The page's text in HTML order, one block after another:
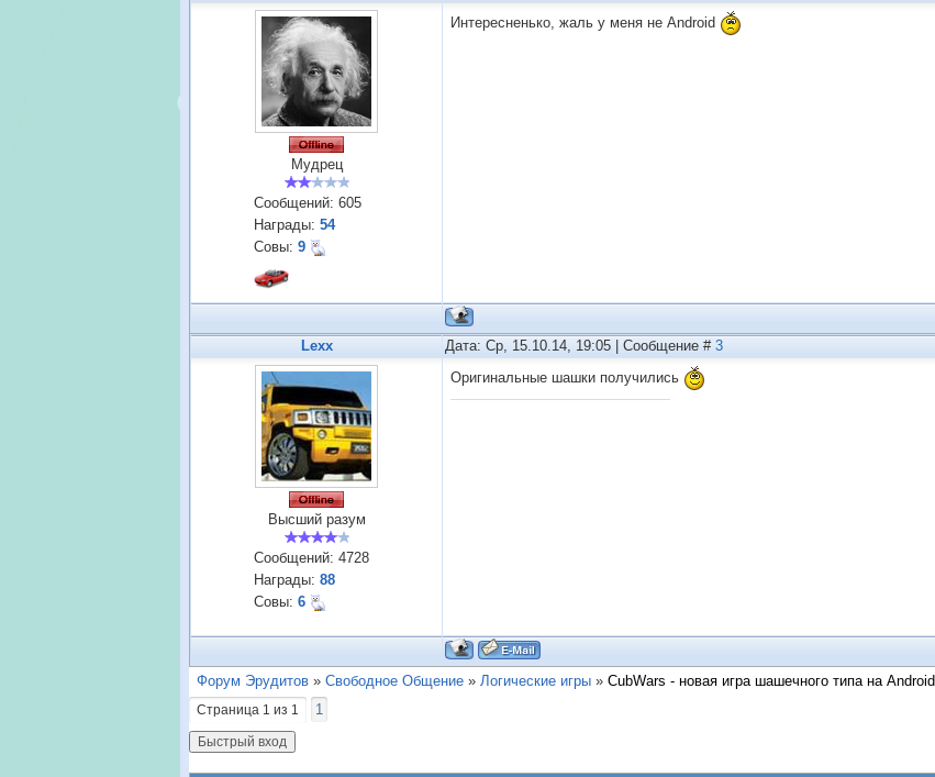
Мудрец
Сообщений: 605
Награды: 54
Совы: 9
Интересненько, жаль у меня не Android
Lexx Дата: Ср, 15.10.14, 19:05 | Сообщение # 3
Высший разум
Сообщений: 4728
Награды: 88
Совы: 6
Оригинальные шашки получились
Форум Эрудитов » Свободное Общение » Логические игры » CubWars - новая игра шашечного типа на Android
Страница 1 из 1
1